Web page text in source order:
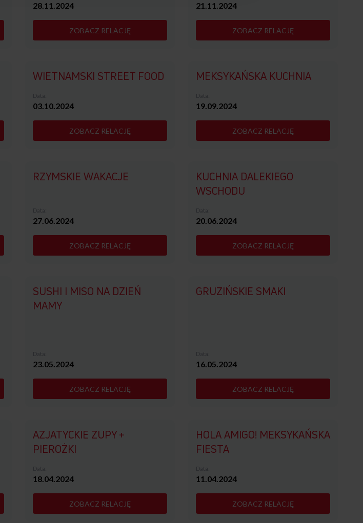
28.11.2024
ZOBACZ RELACJĘ
21.11.2024
ZOBACZ RELACJĘ
WIETNAMSKI STREET FOOD
03.10.2024
ZOBACZ RELACJĘ
MEKSYKAŃSKA KUCHNIA
19.09.2024
ZOBACZ RELACJĘ
RZYMSKIE WAKACJE
27.06.2024
ZOBACZ RELACJĘ
KUCHNIA DALEKIEGO
WSCHODU
20.06.2024
ZOBACZ RELACJĘ
SUSHI I MISO NA DZIEŃ
MAMY
23.05.2024
ZOBACZ RELACJĘ
GRUZIŃSKIE SMAKI
16.05.2024
ZOBACZ RELACJĘ
AZJATYCKIE ZUPY +
PIEROŻKI
18.04.2024
ZOBACZ RELACJĘ
HOLA AMIGO! MEKSYKAŃSKA
FIESTA
11.04.2024
ZOBACZ RELACJĘ